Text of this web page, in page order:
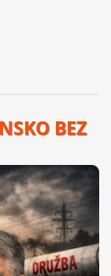
BEZ